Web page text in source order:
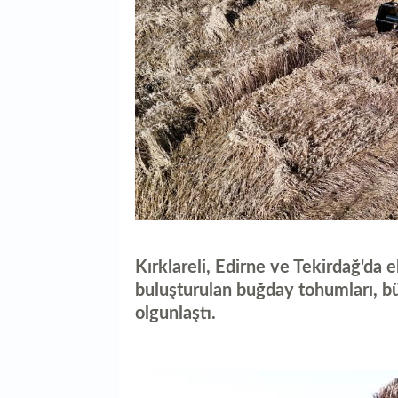
Kırklareli, Edirne ve Tekirdağ'da
buluşturulan buğday tohumları,
olgunlaştı.